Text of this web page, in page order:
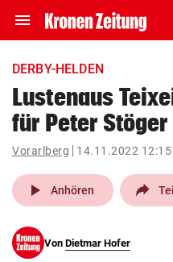
menu Navigation
ein-/ausklappen
account_circle Anmelden
pin_drop
Wien
DERBY-HELDEN
Lustenaus
für Peter Stöger
Vorarlberg 14.11.2022 12:15
play_arrow Anhören
Von Dietmar Hofer